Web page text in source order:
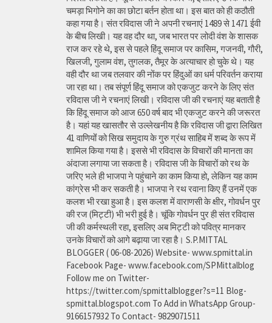
चमड़ा भिगोने का का छोटा बर्तन होता था। इस बात को ही कठौती
कहा गया है। संत रविदास जी ने अपनी रचनाएं 1489 से 1471 ईवी
के बीच लिखी। यह वह दौर था, जब भारत पर लोदी वंश के शासक
राज कर रहे थे, इस से पहले हिंदू समाज पर कासिम, गजनवी, गौरी,
खिलजी, गुलाम वंश, तुगलक, तैमूर के अत्याचार हो चुके थे। यह
वही दौर था जब तलवार की नोंक पर हिंदुओं का धर्म परिवर्तन कराया
जा रहा था। तब संपूर्ण हिंदू समाज को एकजुट करने के लिए संत
रविदास जी ने रचनाएं लिखी। रविदास जी की रचनाएं यह बताती है
कि हिंदू समाज को आज 650 वर्ष बाद भी एकजुट करने की जरूरत
है। यहां यह खासतौर से उल्लेखनीय है कि रविदास जी द्वारा लिखित
41 वाणियोंं को सिख समुदाय के गुरु ग्रंथ साहिब में शब्द के रूप में
शामिल किया गया है। इससे भी रविदास के विचारों की मानता का
अंदाजा लगाया जा सकता है। रविदास जी के विचारों को रथ के
जरिए भले ही भाजपा ने पहुंचाने का काम किया हो, लेकिन यह काम
कांग्रेस भी कर सकती है। भाजपा ने रथ रवाना किए हैं उनमें एक
कलश भी रखा हुआ है। इस कलश में वाराणसी के क्षीर, गोवर्धन पुर
की रज (मिट्टी) भी भरी हुई है। चूंकि गोवर्धन पुर ही संत रविदास
जी की कर्मस्थली रहा, इसलिए अब मिट्टी को पवित्र मानकर
उनके विचारों को आगे बढ़ाया जा रहा है। S.P.MITTAL
BLOGGER ( 06-08-2026) Website- www.spmittal.in
Facebook Page- www.facebook.com/SPMittalblog
Follow me on Twitter-
https://twitter.com/spmittalblogger?s=11 Blog-
spmittal.blogspot.com To Add in WhatsApp Group-
9166157932 To Contact- 9829071511